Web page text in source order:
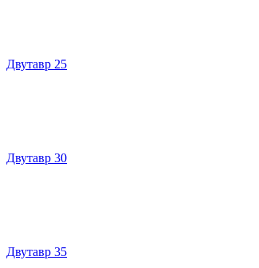
Двутавр 25
Двутавр 30
Двутавр 35